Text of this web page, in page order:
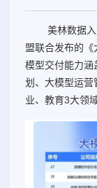
美林数据入选
盟联合发布的
模型交付能力涵
划、大模型运营
业、教育3大领域